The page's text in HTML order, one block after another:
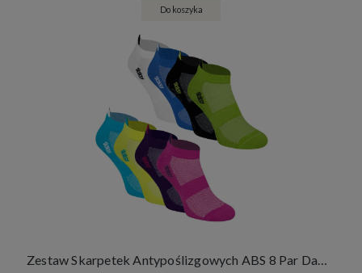
Do koszyka
Zestaw Skarpetek Antypoślizgowych ABS 8 Par Damskie Męskie Skarpety Stopki Joga Fitness